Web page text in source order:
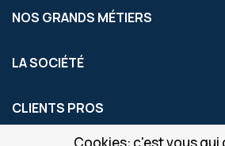
NOS GRANDS MÉTIERS
LA SOCIÉTÉ
CLIENTS PROS